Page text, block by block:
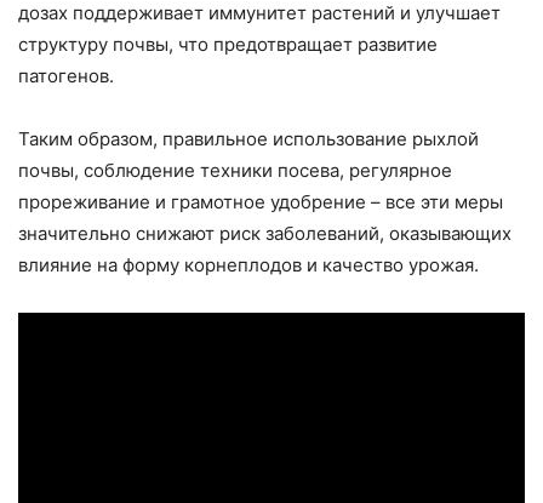
дозах поддерживает иммунитет растений и улучшает
структуру почвы, что предотвращает развитие
патогенов.
Таким образом, правильное использование рыхлой
почвы, соблюдение техники посева, регулярное
прореживание и грамотное удобрение – все эти меры
значительно снижают риск заболеваний, оказывающих
влияние на форму корнеплодов и качество урожая.